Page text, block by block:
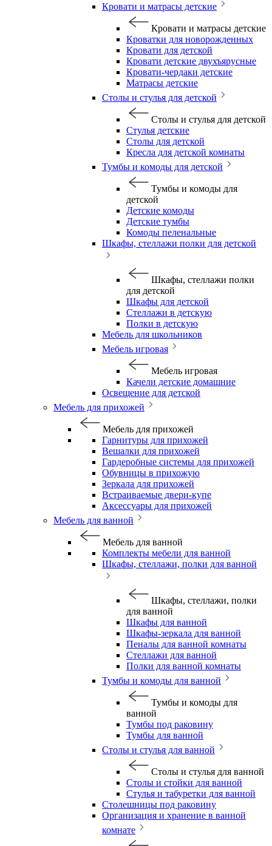
Кровати и матрасы детские
Кровати и матрасы детские
Кроватки для новорожденных
Кровати для детской
Кровати детские двухъярусные
Кровати-чердаки детские
Матрасы детские
Столы и стулья для детской
Столы и стулья для детской
Стулья детские
Столы для детской
Кресла для детской комнаты
Тумбы и комоды для детской
Тумбы и комоды для
детской
Детские комоды
Детские тумбы
Комоды пеленальные
Шкафы, стеллажи полки для детской
Шкафы, стеллажи полки
для детской
Шкафы для детской
Стеллажи в детскую
Полки в детскую
Мебель для школьников
Мебель игровая
Мебель игровая
Качели детские домашние
Освещение для детской
Мебель для прихожей
Мебель для прихожей
Гарнитуры для прихожей
Вешалки для прихожей
Гардеробные системы для прихожей
Обувницы в прихожую
Зеркала для прихожей
Встраиваемые двери-купе
Аксессуары для прихожей
Мебель для ванной
Мебель для ванной
Комплекты мебели для ванной
Шкафы, стеллажи, полки для ванной
Шкафы, стеллажи, полки
для ванной
Шкафы для ванной
Шкафы-зеркала для ванной
Пеналы для ванной комнаты
Стеллажи для ванной
Полки для ванной комнаты
Тумбы и комоды для ванной
Тумбы и комоды для
ванной
Тумбы под раковину
Тумбы для ванной
Столы и стулья для ванной
Столы и стулья для ванной
Столы и стойки для ванной
Стулья и табуретки для ванной
Столешницы под раковину
Организация и хранение в ванной
комнате